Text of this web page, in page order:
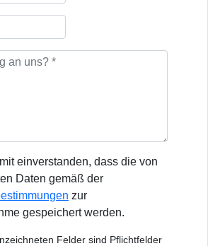
einverstanden, dass die von
Daten gemäß der
zur
gespeichert werden.
Felder sind Pflichtfelder